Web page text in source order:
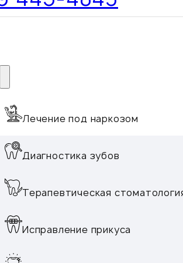
Лечение под наркозом
Диагностика зубов
Терапевтическая
Исправление прикуса